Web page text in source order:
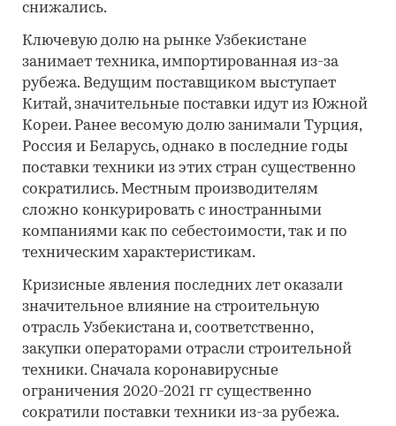
снижались.
Ключевую долю на рынке Узбекистане
занимает техника, импортированная из-за
рубежа. Ведущим поставщиком выступает
Китай, значительные поставки идут из Южной
Кореи. Ранее весомую долю занимали Турция,
Россия и Беларусь, однако в последние годы
поставки техники из этих стран существенно
сократились. Местным производителям
сложно конкурировать с иностранными
компаниями как по себестоимости, так и по
техническим характеристикам.
Кризисные явления последних лет оказали
значительное влияние на строительную
отрасль Узбекистана и, соответственно,
закупки операторами отрасли строительной
техники. Сначала коронавирусные
ограничения 2020-2021 гг существенно
сократили поставки техники из-за рубежа.